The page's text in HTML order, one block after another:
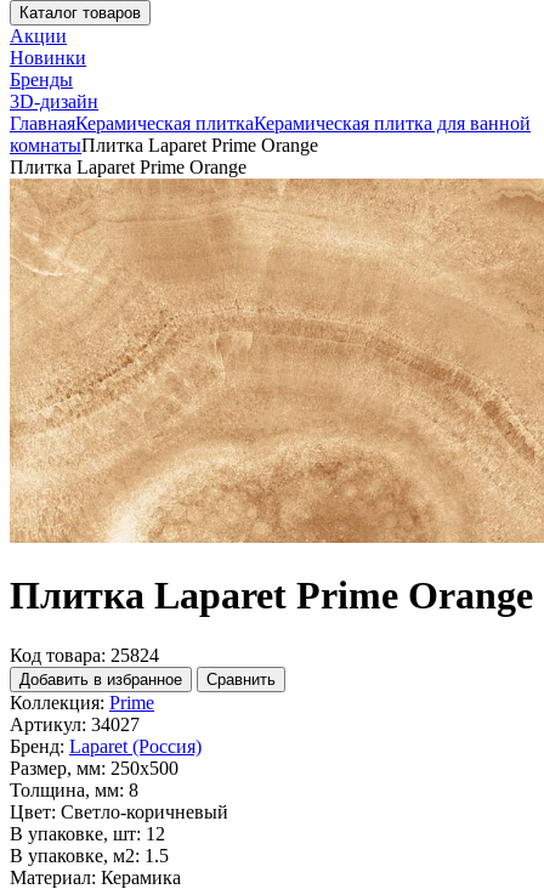
Каталог товаров
Акции
Новинки
Бренды
3D-дизайн
ГлавнаяКерамическая плиткаКерамическая плитка для ванной
комнатыПлитка Laparet Prime Orange
Плитка Laparet Prime Orange
Плитка Laparet Prime Orange
Код товара: 25824
Добавить в избранное Сравнить
Коллекция: Prime
Артикул: 34027
Бренд: Laparet (Россия)
Размер, мм: 250x500
Толщина, мм: 8
Цвет: Светло-коричневый
В упаковке, шт: 12
В упаковке, м2: 1.5
Материал: Керамика